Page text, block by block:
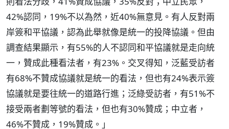
42%認同，19%不以為然，近40%無意見。有人反對兩
岸簽和平協議，認為此舉就像是統一的投降協議。但由
調查結果顯示，有55%的人不認同和平協議就是走向統
一，贊成此種看法者，有23%。交叉得知，泛藍受訪者
有68%不贊成協議就是統一的看法，但也有24%表示簽
協議就是要往統一的道路行進；泛綠受訪者，有51%不
接受兩者劃等號的看法，但也有30%贊成；中立者，
46%不贊成，19%贊成。」